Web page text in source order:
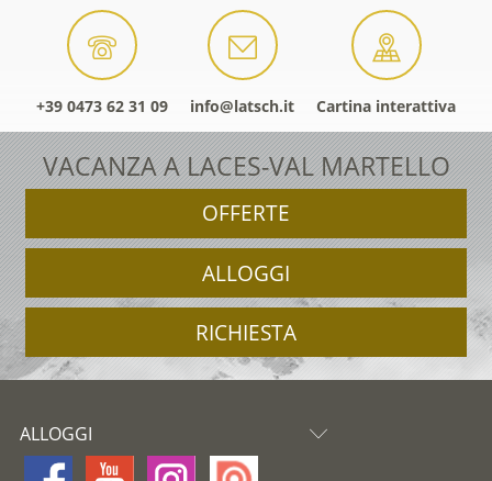
+39 0473 62 31 09 info@latsch.it Cartina interattiva
VACANZA A LACES-VAL MARTELLO
OFFERTE
ALLOGGI
RICHIESTA
ALLOGGI